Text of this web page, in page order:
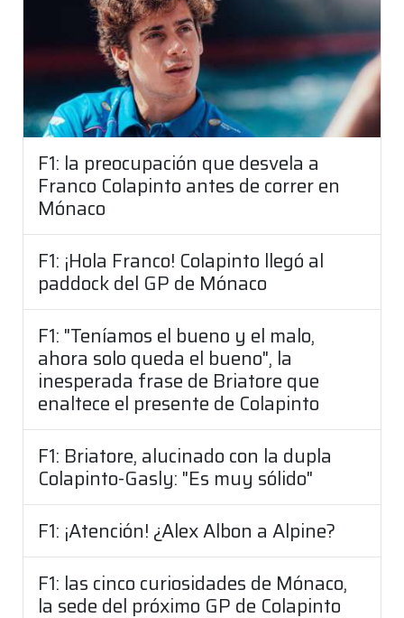
F1: la preocupación que desvela a
Franco Colapinto antes de correr en
Mónaco
F1: ¡Hola Franco! Colapinto llegó al
paddock del GP de Mónaco
F1: "Teníamos el bueno y el malo,
ahora solo queda el bueno", la
inesperada frase de Briatore que
enaltece el presente de Colapinto
F1: Briatore, alucinado con la dupla
Colapinto-Gasly: "Es muy sólido"
F1: ¡Atención! ¿Alex Albon a Alpine?
F1: las cinco curiosidades de Mónaco,
la sede del próximo GP de Colapinto